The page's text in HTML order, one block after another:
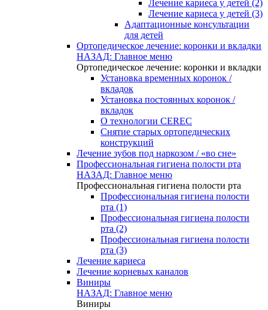
Лечение кариеса у детей (2)
Лечение кариеса у детей (3)
Адаптационные консультации
для детей
Ортопедическое лечение: коронки и вкладки
НАЗАД: Главное меню
Ортопедическое лечение: коронки и вкладки
Установка временных коронок /
вкладок
Установка постоянных коронок /
вкладок
О технологии CEREC
Снятие старых ортопедических
конструкций
Лечение зубов под наркозом / «во сне»
Профессиональная гигиена полости рта
НАЗАД: Главное меню
Профессиональная гигиена полости рта
Профессиональная гигиена полости
рта (1)
Профессиональная гигиена полости
рта (2)
Профессиональная гигиена полости
рта (3)
Лечение кариеса
Лечение корневых каналов
Виниры
НАЗАД: Главное меню
Виниры